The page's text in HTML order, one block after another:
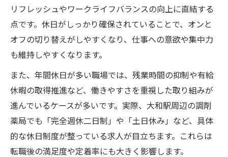
リフレッシュやワークライフバランスの向上に直結する
点です。休日がしっかり確保されていることで、オンと
オフの切り替えがしやすくなり、仕事への意欲や集中力
も維持しやすくなります。
また、年間休日が多い職場では、残業時間の抑制や有給
休暇の取得推進など、働きやすさを重視した取り組みが
進んでいるケースが多いです。実際、大和駅周辺の調剤
薬局でも「完全週休二日制」や「土日休み」など、具体
的な休日制度が整っている求人が目立ちます。これらは
転職後の満足度や定着率にも大きく影響します。